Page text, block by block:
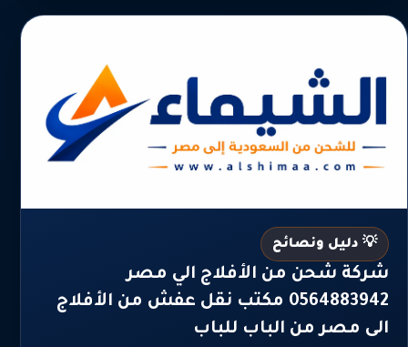
💡 دليل ونصائح
شركة شحن من الأفلاج الي مصر
0564883942 مكتب نقل عفش من الأفلاج
الى مصر من الباب للباب